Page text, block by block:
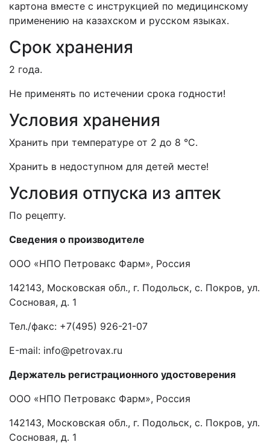
картона вместе с инструкцией по медицинскому
применению на казахском и русском языках.
Срок хранения
2 года.
Не применять по истечении срока годности!
Условия хранения
Хранить при температуре от 2 до 8 °С.
Хранить в недоступном для детей месте!
Условия отпуска из аптек
По рецепту.
Сведения о производителе
ООО «НПО Петровакс Фарм», Россия
142143, Московская обл., г. Подольск, с. Покров, ул.
Сосновая, д. 1
Тел./факс: +7(495) 926-21-07
Е-mail: info@petrovax.ru
Держатель регистрационного удостоверения
ООО «НПО Петровакс Фарм», Россия
142143, Московская обл., г. Подольск, с. Покров, ул.
Сосновая, д. 1